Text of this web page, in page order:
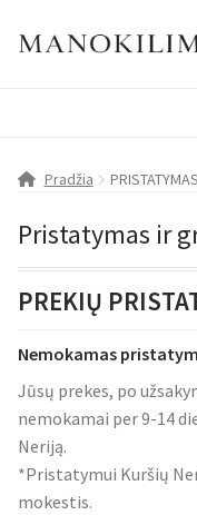
D.U.K.
Paskyra
Pradžia
Pristatymas ir
PREKIŲ
Nemokamas
Jūsų prekes, po
nemokamai per 9-14
Neriją.
*Pristatymui Kuršių
mokestis.